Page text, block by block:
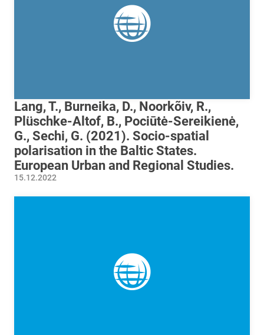
Lang, T., Burneika, D., Noorkõiv, R.,
Plüschke-Altof, B., Pociūtė-Sereikienė,
G., Sechi, G. (2021). Socio-spatial
polarisation in the Baltic States.
European Urban and Regional Studies.
15.12.2022